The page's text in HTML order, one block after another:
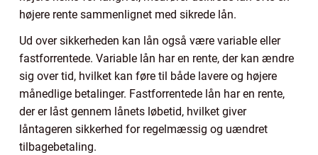
højere rente sammenlignet med sikrede lån.
Ud over sikkerheden kan lån også være variable eller
fastforrentede. Variable lån har en rente, der kan ændre
sig over tid, hvilket kan føre til både lavere og højere
månedlige betalinger. Fastforrentede lån har en rente,
der er låst gennem lånets løbetid, hvilket giver
låntageren sikkerhed for regelmæssig og uændret
tilbagebetaling.